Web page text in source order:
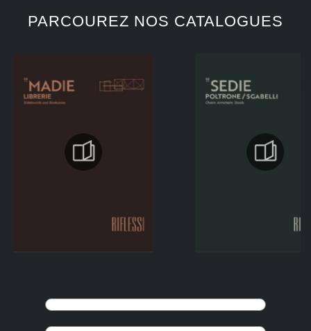
PARCOUREZ NOS CATALOGUES